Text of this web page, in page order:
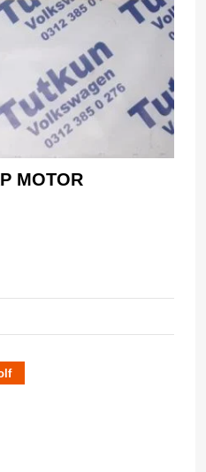
MOTOR